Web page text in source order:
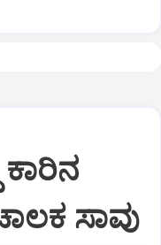
ಕಾರಿನ
ಸಾವು